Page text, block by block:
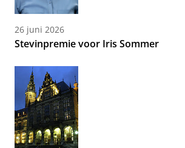
26 juni 2026
Stevinpremie voor Iris Sommer